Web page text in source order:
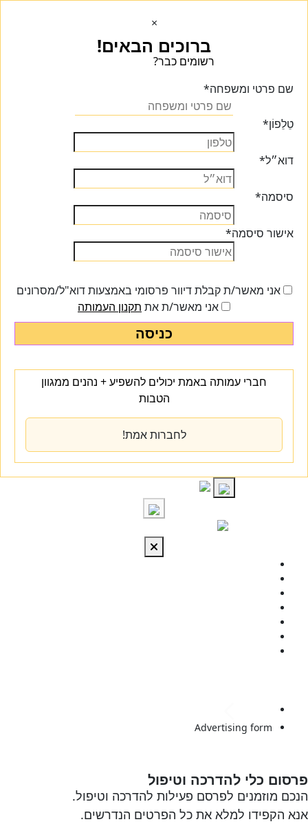
ברוכים הבאים!
רשומים כבר?הכנסו הכנסו
שם פרטי ומשפחה*
טֵלֵפוֹן*
דוא״ל*
סיסמה*
אישור סיסמה*
אני מאשר/ת קבלת דיוור פרסומי באמצעות דוא"ל/מסרונים
אני מאשר/ת אתתקנון העמותה
כניסה
חברי עמותה באמת יכולים להשפיע + נהנים ממגוון
הטבות
לחברות אמת!
המעבדה
Advertising form
כלי להדרכה וטיפול
מוזמנים לפרסם פעילות להדרכה וטיפול.
הקפידו למלא את כל הפרטים הנדרשים.